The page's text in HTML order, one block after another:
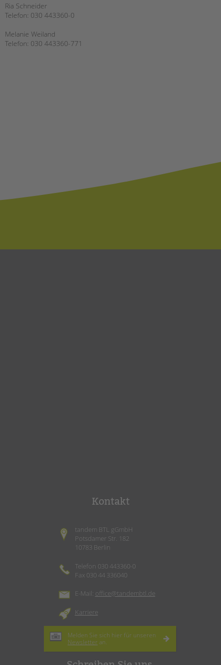
Ria Schneider
Telefon: 030 443360-0
Melanie Weiland
Telefon: 030 443360-771
Kontakt
tandem BTL gGmbH
Potsdamer Str. 182
10783 Berlin
Telefon 030 443360-0
Fax 030 44 336040
E-Mail: office@tandembtl.de
Karriere
Melden Sie sich hier für unseren
Newsletter an.